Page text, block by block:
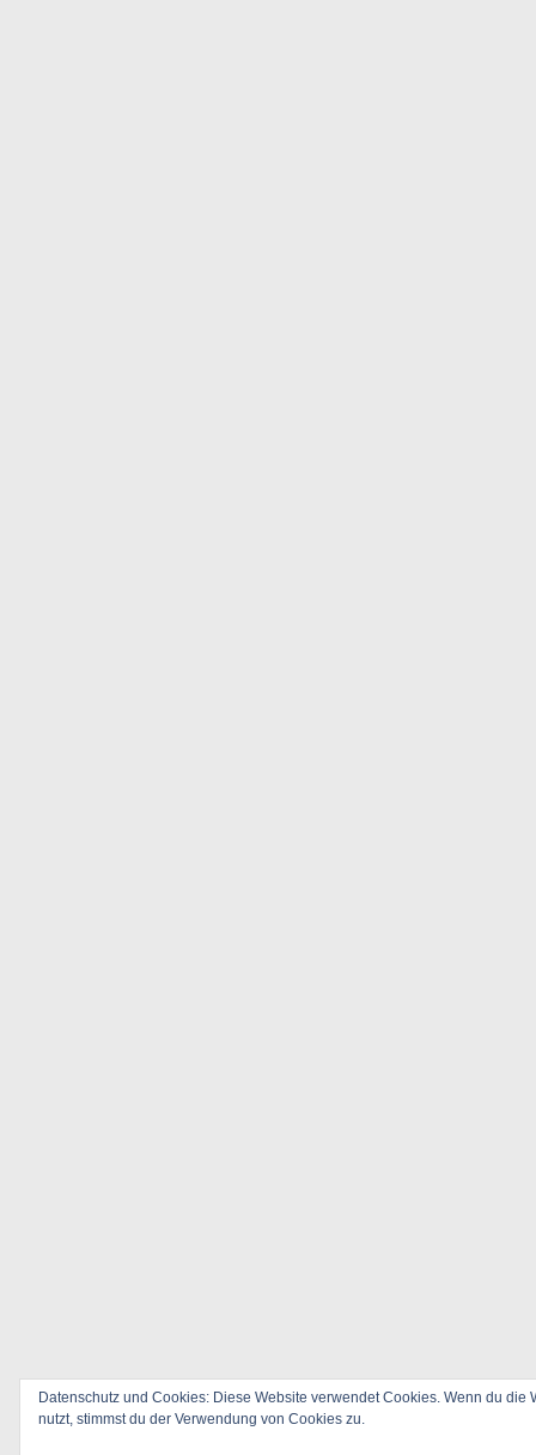
Datenschutz und Cookies: Diese Website verwendet Cookies. Wenn du die
nutzt, stimmst du der Verwendung von Cookies zu.